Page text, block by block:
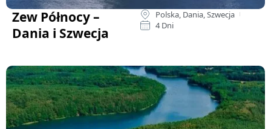
Zew Północy –
Dania i Szwecja
Polska, Dania, Szwecja
4 Dni